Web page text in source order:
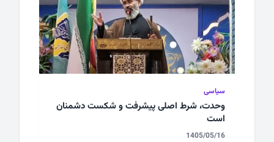
سیاسی
وحدت، شرط اصلی پیشرفت و شکست دشمنان
است
1405/05/16